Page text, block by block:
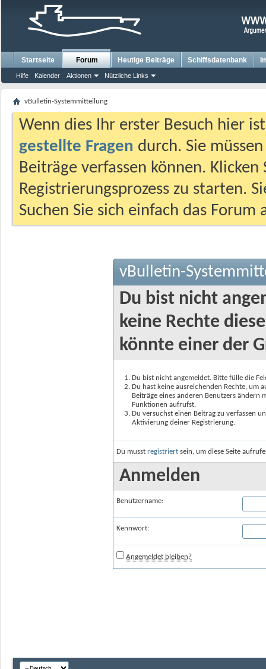
Startseite Forum
Hilfe Kalender Aktionen Nützliche Links
Heutige Beiträge Schiffsdatenbank
vBulletin-Systemmitteilung
Wenn dies Ihr erster Besuch hier
gestellte Fragen durch. Sie
Beiträge verfassen können.
Registrierungsprozess zu starten.
Suchen Sie sich einfach das
vBulletin-
Du bist nicht
keine Rechte
könnte einer der
Du bist nicht angemeldet. Bitte fülle die
Du hast keine ausreichenden Rechte, um
Beiträge eines anderen Benutzers
Funktionen aufrufst.
Du versuchst einen Beitrag zu verfassen
Aktivierung deiner Registrierung.
Du musst registriert sein, um diese Seite
Anmelden
Benutzername:
Kennwort:
Angemeldet bleiben?